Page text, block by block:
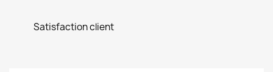
Satisfaction client